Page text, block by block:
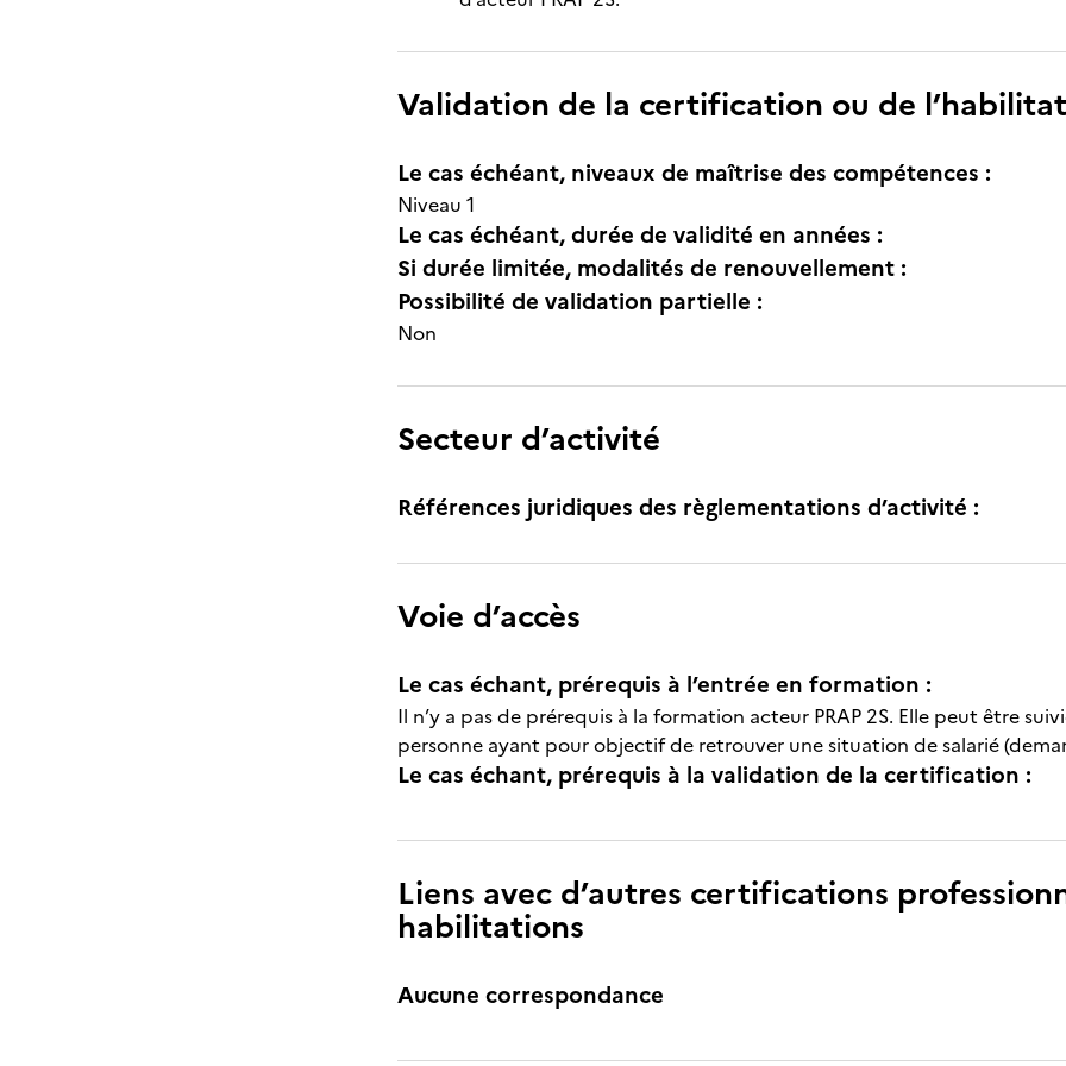
Validation de la certification ou de
Le cas échéant, niveaux de maîtrise des compétences :
Niveau 1
Le cas échéant, durée de validité en années :
Si durée limitée, modalités de renouvellement :
Possibilité de validation partielle :
Non
Secteur d’activité
Références juridiques des règlementations d’activité :
Voie d’accès
Le cas échant, prérequis à l’entrée en formation :
Il n’y a pas de prérequis à la formation acteur PRAP 2S. Elle peut être
personne ayant pour objectif de retrouver une situation de salarié
Le cas échant, prérequis à la validation de la certification :
Liens avec d’autres certifications
habilitations
Aucune correspondance